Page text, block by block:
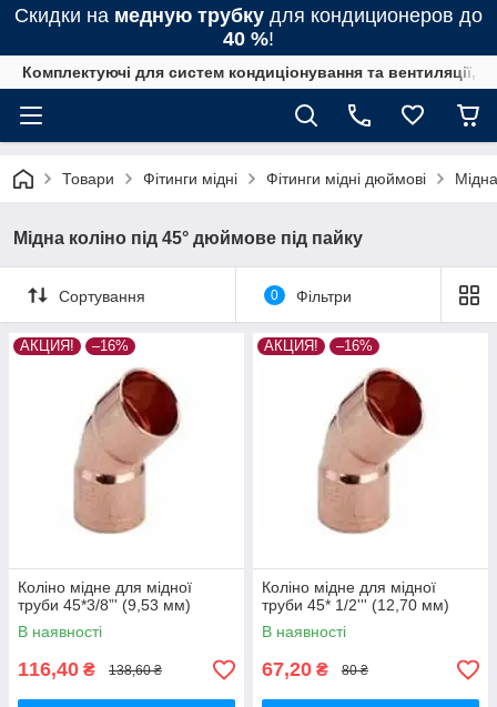
Скидки на медную трубку для кондиционеров до
40 %!
Комплектуючі для систем кондиціонування та вентиляції,
Товари Фітинги мідні Фітинги мідні дюймові
Мідна коліно під 45° дюймове під пайку
Сортування 0 Фільтри
АКЦИЯ! –16%
Коліно мідне для мідної
труби 45*3/8”' (9,53 мм)
В наявності
116,40 ₴ 138,60 ₴
АКЦИЯ! –16%
Коліно мідне для мідної
труби 45* 1/2''' (12,70 мм)
В наявності
67,20 ₴ 80 ₴